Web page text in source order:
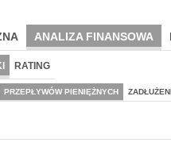
ANALIZA FINANSOWA
RATING
PRZEPŁYWÓW PIENIĘŻNYCH